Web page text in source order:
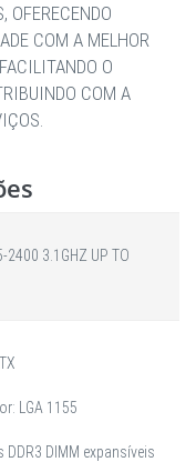
OFERECENDO
COM A MELHOR
O
COM A
2400 3.1GHZ UP TO
LGA 1155
DIMM expansíveis